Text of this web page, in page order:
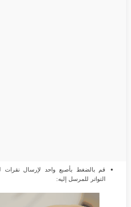
قم بالضغط بأصبع واحد لإرسال نقرات
التواتر للمرسل إليه: